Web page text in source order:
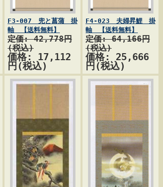
F3-007 兜と菖蒲 掛
軸 【送料無料】
定価: 42,778円
(税込)
価格: 17,112
円(税込)
F4-023 夫婦昇鯉 掛
軸 【送料無料】
定価: 64,166円
(税込)
価格: 25,666
円(税込)